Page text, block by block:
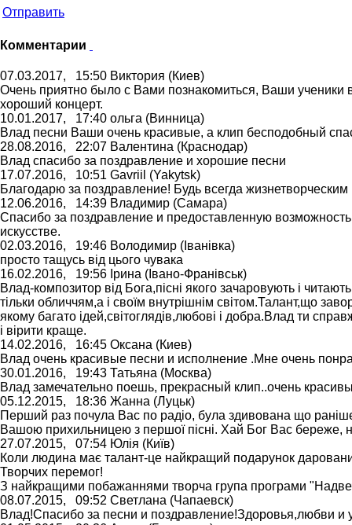
Отправить
Комментарии
07.03.2017, 15:50 Виктория (Киев)
Очень приятно было с Вами познакомиться, Ваши
хороший концерт.
10.01.2017, 17:40 ольга (Винница)
Влад песни Ваши очень красивые, а клип бесподобный
28.08.2016, 22:07 Вaлентинa (Крaснодaр)
Влaд спaсибо зa поздрaвление и хорошие песни
17.07.2016, 10:51 Gavriil (Yakytsk)
Благодарю за поздравление! Будь всегда
12.06.2016, 14:39 Владимир (Самара)
Спасибо за поздравление и предоставленную
искусстве.
02.03.2016, 19:46 Володимир (Іванівка)
просто тащусь від цього чувака
16.02.2016, 19:56 Ірина (Івано-Франівськ)
Влад-композитор від Бога,пісні якого зачаровують і
тільки обличчям,а і своїм внутрішнім світом.Талант,що
якому багато ідей,світоглядів,любові і добра.Влад ти
і вірити краще.
14.02.2016, 16:45 Оксана (Киев)
Влад очень красивые песни и исполнение .Мне очень
30.01.2016, 19:43 Татьяна (Москва)
Влад замечательно поешь, прекрасный клип..очень
05.12.2015, 18:36 Жанна (Луцьк)
Перший раз почула Вас по радіо, була здивована що
Вашою прихильницею з першої пісні. Хай Бог Вас береже,
27.07.2015, 07:54 Юлія (Київ)
Коли людина має талант-це найкращий подарунок
Творчих перемог!
З найкращими побажаннями творча група програми
08.07.2015, 09:52 Светлана (Чапаевск)
Влад!Спасибо за песни и поздравление!Здоровья,любви и